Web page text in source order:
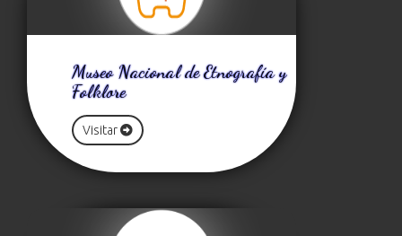
Museo Nacional de Etnografía y
Folklore
Visitar